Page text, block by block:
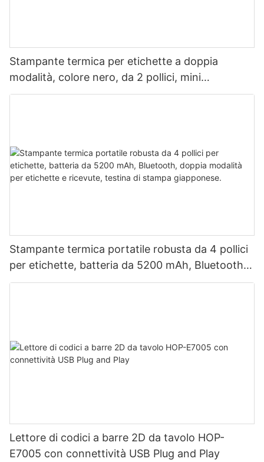
Stampante termica per etichette a doppia
modalità, colore nero, da 2 pollici, mini
stampante termica portatile di piccole
Stampante termica portatile robusta da 4 pollici
per etichette, batteria da 5200 mAh, Bluetooth,
doppia modalità per etichette e ricevute, testina
Lettore di codici a barre 2D da tavolo HOP-
E7005 con connettività USB Plug and Play